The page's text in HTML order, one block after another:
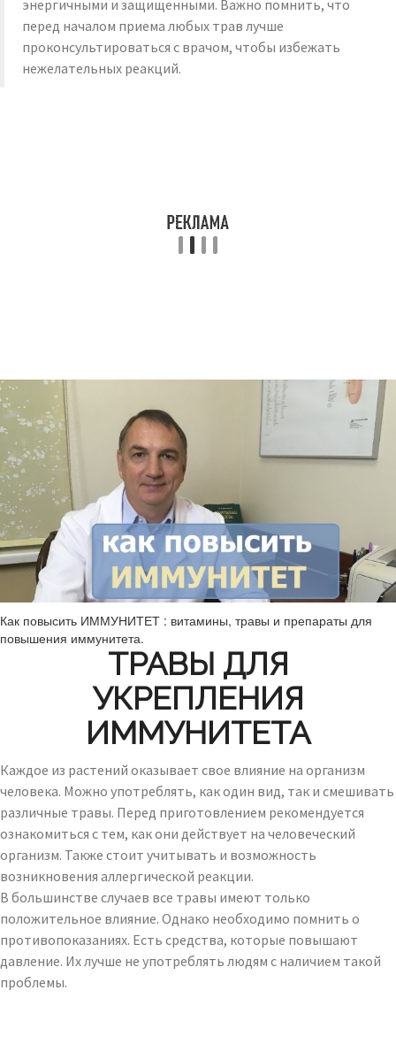
энергичными и защищенными. Важно помнить, что
перед началом приема любых трав лучше
проконсультироваться с врачом, чтобы избежать
нежелательных реакций.
Как повысить ИММУНИТЕТ : витамины, травы и препараты для
повышения иммунитета.
ТРАВЫ ДЛЯ
УКРЕПЛЕНИЯ
ИММУНИТЕТА
Каждое из растений оказывает свое влияние на организм
человека. Можно употреблять, как один вид, так и смешивать
различные травы. Перед приготовлением рекомендуется
ознакомиться с тем, как они действует на человеческий
организм. Также стоит учитывать и возможность
возникновения аллергической реакции.
В большинстве случаев все травы имеют только
положительное влияние. Однако необходимо помнить о
противопоказаниях. Есть средства, которые повышают
давление. Их лучше не употреблять людям с наличием такой
проблемы.